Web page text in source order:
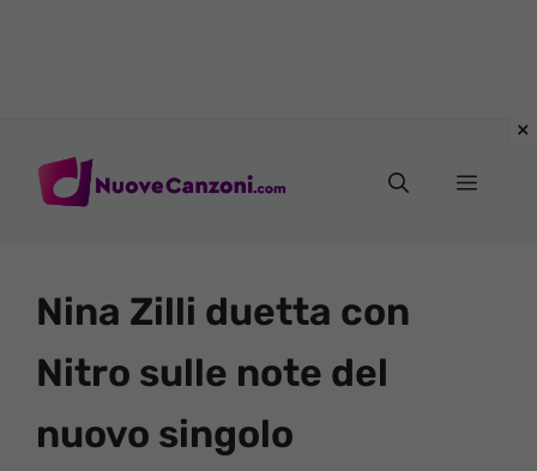
Menu
Nina Zilli duetta con
Nitro sulle note del
nuovo singolo